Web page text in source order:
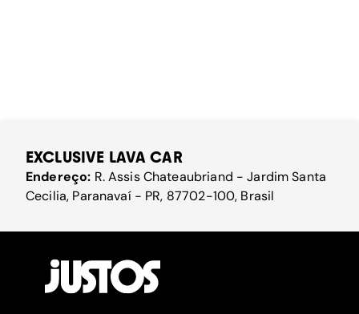
EXCLUSIVE LAVA CAR
Endereço: R. Assis Chateaubriand - Jardim Santa
Cecilia, Paranavaí - PR, 87702-100, Brasil